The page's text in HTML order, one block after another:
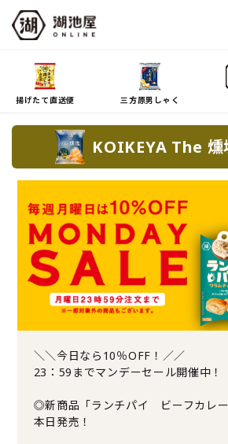
揚げたて直送便 三方原男しゃく
KOIKEYA The 燻
＼＼今日なら10％OFF！／／
23：59までマンデーセール開催中！
◎新商品「ランチパイ ビーフカレー
本日発売！